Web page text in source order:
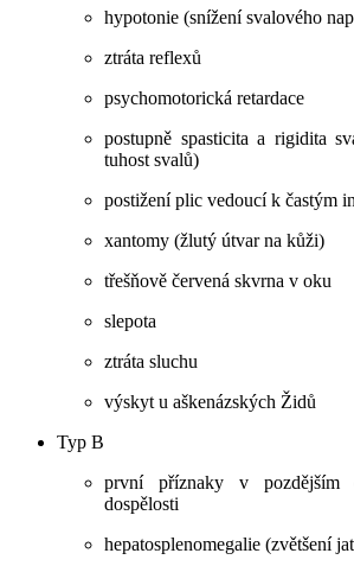
hypotonie (snížení svalového
ztráta reflexů
psychomotorická retardace
postupně spasticita a rigidita
tuhost svalů)
postižení plic vedoucí k častým
xantomy (žlutý útvar na kůži)
třešňově červená skvrna v oku
slepota
ztráta sluchu
výskyt u aškenázských Židů
Typ B
první příznaky v
dospělosti
hepatosplenomegalie (zvětšení